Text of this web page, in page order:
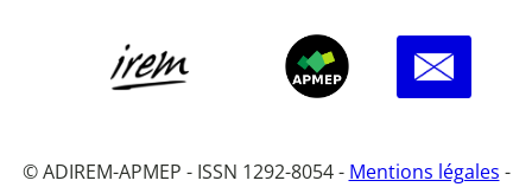
© ADIREM-APMEP - ISSN 1292-8054 - Mentions légales -